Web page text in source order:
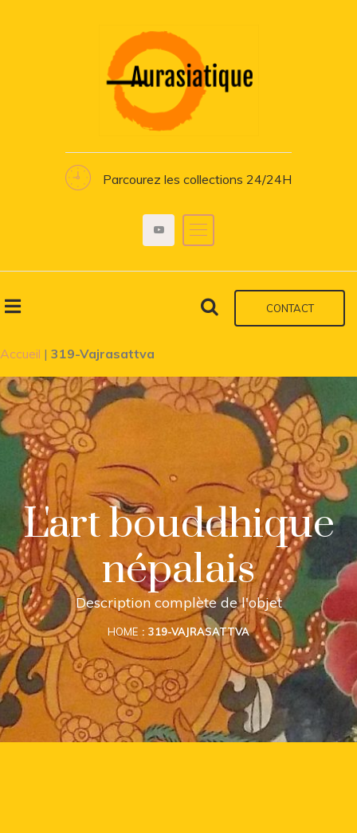
Parcourez les collections 24/24H
CONTACT
Accueil | 319-Vajrasattva
L'art bouddhique
népalais
Description complète de l'objet
HOME 319-VAJRASATTVA